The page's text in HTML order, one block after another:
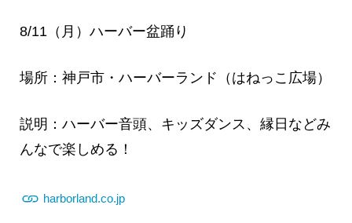
8/11（月）ハーバー盆踊り
場所：神戸市・ハーバーランド（はねっこ広場）
説明：ハーバー音頭、キッズダンス、縁日などみ
んなで楽しめる！
harborland.co.jp